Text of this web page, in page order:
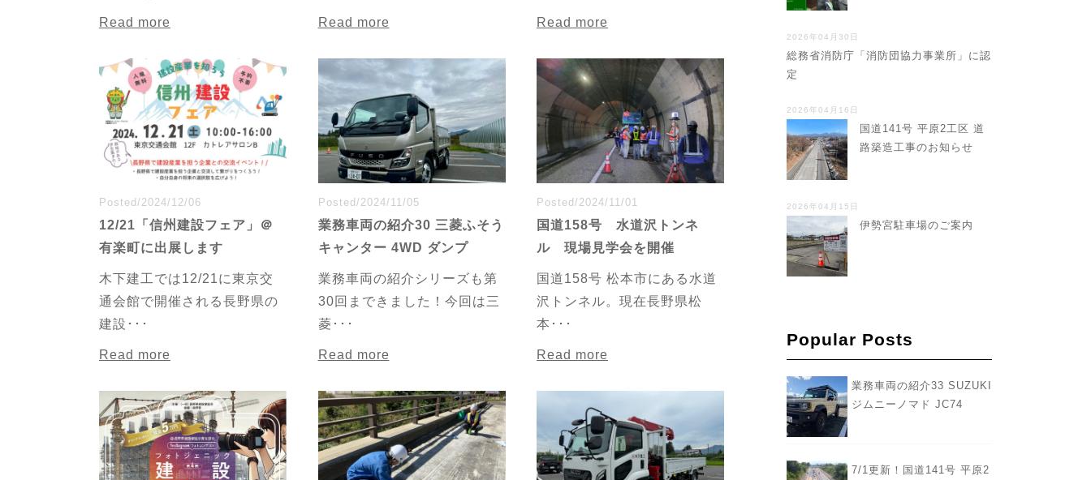
Read more Read more Read more
Posted/2024/12/06
12/21「信州建設フェア」＠
有楽町に出展します
木下建工では12/21に東京交
通会館で開催される長野県の
建設･･･
Read more
Posted/2024/11/05
業務車両の紹介30 三菱ふそう
キャンター 4WD ダンプ
業務車両の紹介シリーズも第
30回まできました！今回は三
菱･･･
Read more
Posted/2024/11/01
国道158号 水道沢トンネ
ル 現場見学会を開催
国道158号 松本市にある水道
沢トンネル。現在長野県松
本･･･
Read more
2026年04月30日
総務省消防庁「消防団協力事業所」に認
定
2026年04月16日
国道141号 平原2工区 道
路築造工事のお知らせ
2026年04月15日
伊勢宮駐車場のご案内
Popular Posts
業務車両の紹介33 SUZUKI
ジムニーノマド JC74
7/1更新！国道141号 平原2